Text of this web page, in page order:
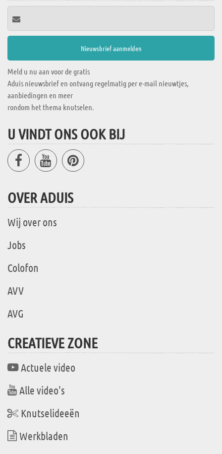
Meld u nu aan voor de gratis
Aduis nieuwsbrief en ontvang regelmatig per e-mail nieuwtjes,
aanbiedingen en meer
rondom het thema knutselen.
U VINDT ONS OOK BIJ
OVER ADUIS
Wij over ons
Jobs
Colofon
AVV
AVG
CREATIEVE ZONE
Actuele video
Alle video's
Knutselideeën
Werkbladen